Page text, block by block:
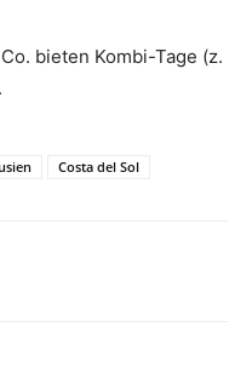
bieten Kombi-Tage (z.
Costa del Sol